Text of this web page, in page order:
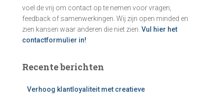
voel de vrij om contact op te nemen voor vragen,
feedback of samenwerkingen. Wij zijn open minded en
zien kansen waar anderen die niet zien. Vul hier het
contactformulier in!
Recente berichten
Verhoog klantloyaliteit met creatieve